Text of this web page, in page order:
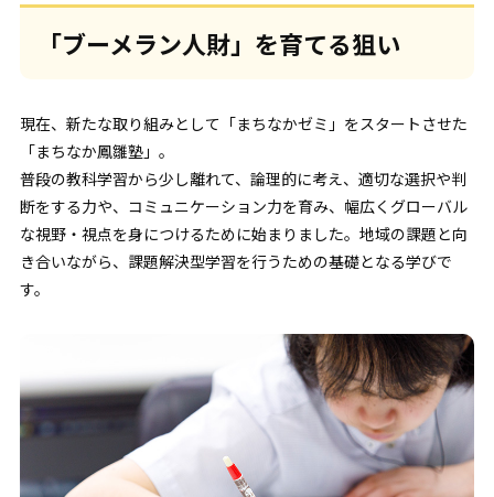
「ブーメラン人財」を育てる狙い
現在、新たな取り組みとして「まちなかゼミ」をスタートさせた
「まちなか鳳雛塾」。
普段の教科学習から少し離れて、論理的に考え、適切な選択や判
断をする力や、コミュニケーション力を育み、幅広くグローバル
な視野・視点を身につけるために始まりました。地域の課題と向
き合いながら、課題解決型学習を行うための基礎となる学びで
す。